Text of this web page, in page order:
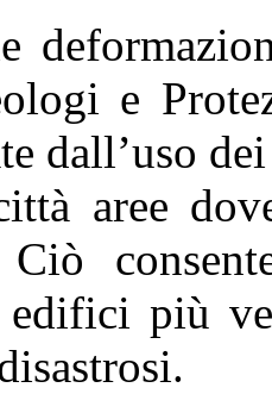
e
dall’uso
aree
edifici più